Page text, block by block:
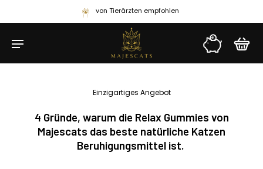
von Tierärzten empfohlen
Einzigartiges Angebot
4 Gründe, warum die Relax Gummies von
Majescats das beste natürliche Katzen
Beruhigungsmittel ist.